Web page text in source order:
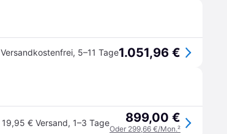
Versandkostenfrei, 5–11 Tage1.051,96 €
19,95 € Versand, 1–3 Tage 899,00 €
Oder 299,66 €/Mon.²